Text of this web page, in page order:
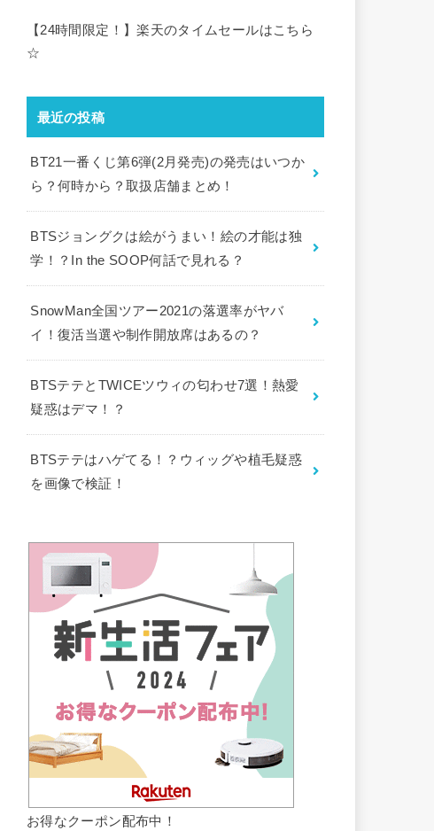
【24時間限定！】楽天のタイムセールはこちら
☆
最近の投稿
BT21一番くじ第6弾(2月発売)の発売はいつか
ら？何時から？取扱店舗まとめ！
BTSジョングクは絵がうまい！絵の才能は独
学！？In the SOOP何話で見れる？
SnowMan全国ツアー2021の落選率がヤバ
イ！復活当選や制作開放席はあるの？
BTSテテとTWICEツウィの匂わせ7選！熱愛
疑惑はデマ！？
BTSテテはハゲてる！？ウィッグや植毛疑惑
を画像で検証！
お得なクーポン配布中！